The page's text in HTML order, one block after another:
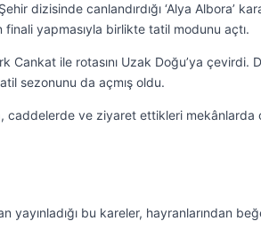
dizisinde canlandırdığı ‘Alya Albora’
yapmasıyla birlikte tatil modunu açtı.
ile rotasını Uzak Doğu’ya çevirdi.
sezonunu da açmış oldu.
caddelerde ve ziyaret ettikleri mekânlarda
yayınladığı bu kareler, hayranlarından